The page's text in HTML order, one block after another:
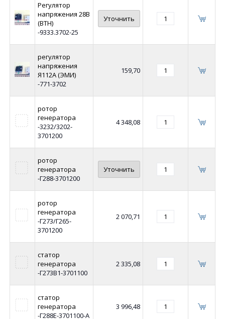
Регулятор
напряжения 28В
(ВТН)
-9333.3702-25
Уточнить
регулятор
напряжения
Я112А (ЭМИ)
-771-3702
159,70
ротор
генератора
-3232/3202-
3701200
4 348,08
ротор
генератора
-Г288-3701200
Уточнить
ротор
генератора
-Г273/Г265-
3701200
2 070,71
статор
генератора
-Г273В1-3701100
2 335,08
статор
генератора
-Г288Е-3701100-А
3 996,48